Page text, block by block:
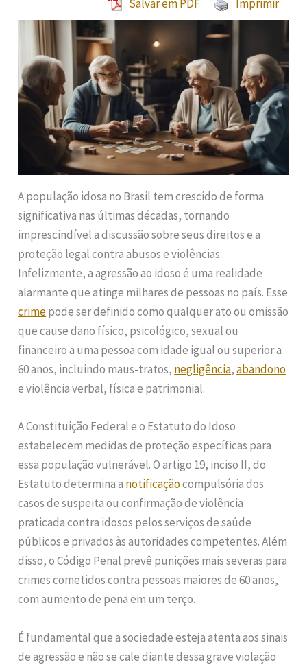
Salvar em PDF Imprimir
A população idosa no Brasil tem crescido de forma
significativa nas últimas décadas, tornando
imprescindível a discussão sobre seus direitos e a
proteção legal contra abusos e violências.
Infelizmente, a agressão ao idoso é uma realidade
alarmante que atinge milhares de pessoas no país. Esse
crimepode ser definido como qualquer ato ou omissão
que cause dano físico, psicológico, sexual ou
financeiro a uma pessoa com idade igual ou superior a
60 anos, incluindo maus-tratos, negligência,abandono
e violência verbal, física e patrimonial.
A Constituição Federal e o Estatuto do Idoso
estabelecem medidas de proteção específicas para
essa população vulnerável. O artigo 19, inciso II, do
Estatuto determina a notificaçãocompulsória dos
casos de suspeita ou confirmação de violência
praticada contra idosos pelos serviços de saúde
públicos e privados às autoridades competentes. Além
disso, o Código Penal prevê punições mais severas para
crimes cometidos contra pessoas maiores de 60 anos,
com aumento de pena em um terço.
É fundamental que a sociedade esteja atenta aos sinais
de agressão e não se cale diante dessa grave violação